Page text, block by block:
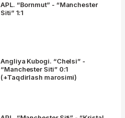
APL. “Bornmut” - “Manchester
Siti” 1:1
Angliya Kubogi. “Chelsi” -
“Manchester Siti” 0:1
(+Taqdirlash marosimi)